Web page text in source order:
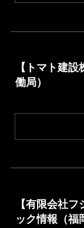
【トマト建
働局）
【有限会社
ック情報（福